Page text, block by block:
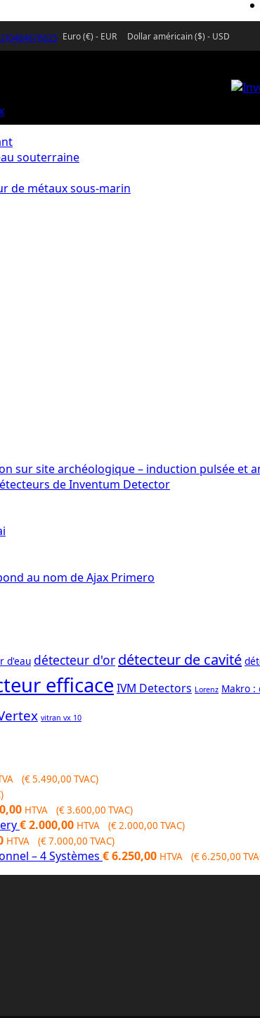
Euro (€) - EUR Dollar américain ($) - USD
souterraine
de métaux sous-marin
de Inventum Detector
au nom de Ajax Primero
d'eau détecteur d'or détecteur de cavité
efficace IVM Detectors Lorenz Makro :
vitran vx 10
(€5.490,00 TVAC)
Current
price
is:
€ 3.600,00.
HTVA (€3.600,00 TVAC)
€2.000,00 HTVA (€2.000,00 TVAC)
Current
price
HTVA (€7.000,00 TVAC)
– 4 Systèmes €6.250,00 HTVA (€6.250,00